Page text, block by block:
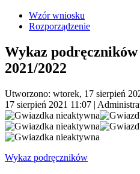
Wzór wniosku
Rozporządzenie
Wykaz
2021/2022
Utworzono: wtorek, 17 sierpień
17 sierpień 2021 11:07 |
Wykaz podręczników